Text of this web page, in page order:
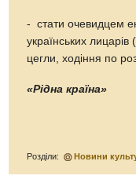
- стати очевидцем
українських
цегли, ходіння по
«Рідна країна»
Розділи: Новини